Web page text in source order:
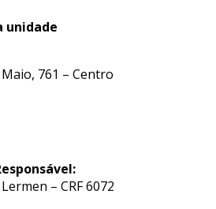
unidade
761 – Centro
– CRF 6072